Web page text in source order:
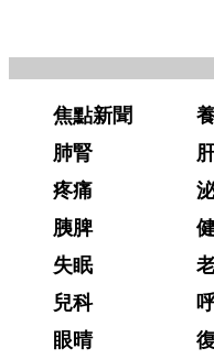
焦點新聞
肺腎
疼痛
胰脾
失眠
兒科
眼晴